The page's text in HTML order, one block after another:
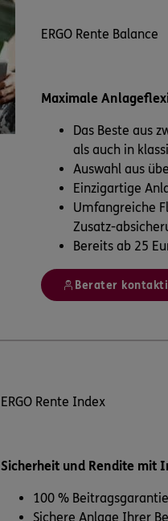
ERGO Rente Balance
Maximale
Das Beste aus
als auch in
Auswahl aus
Einzigartige
Umfangreiche
Zusatz-
Bereits ab 25
Berater
ERGO Rente Index
Sicherheit und Rendite mit
100 %
Sichere Anlage Ihrer